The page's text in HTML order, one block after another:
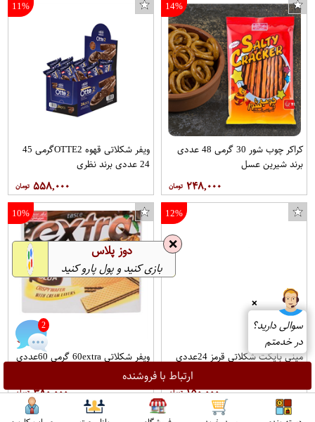
ارتباط با فروشنده
14%
کراکر چوب شور 30 گرمی 48 عددی
برند شیرین عسل
۲۴۸,۰۰۰
11%
ویفر شکلاتی قهوه OTTE2گرمی 45
24 عددی برند نظری
۵۵۸,۰۰۰
12%
مینی بایکت شکلاتی قرمز 24عددی
۱۵۰,۰۰۰
10%
ویفر شکلاتی 60extra گرمی 60عددی
برند شیرین عسل
۳۸۰,۰۰۰
❌
سوالی دارید؟
در خدمتم
2
❌ دوز پلاس
بازی کنید و پول پارو کنید